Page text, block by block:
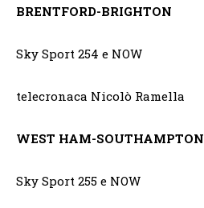
BRENTFORD-BRIGHTON
Sky Sport 254 e NOW
telecronaca Nicolò Ramella
WEST HAM-SOUTHAMPTON
Sky Sport 255 e NOW